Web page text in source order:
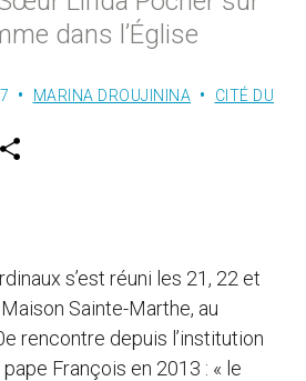
dans l’Église
MARINA DROUJININA
CITÉ DU
w
s’est réuni les 21, 22 et
Sainte-Marthe, au
rencontre depuis l’institution
François en 2013 : « le